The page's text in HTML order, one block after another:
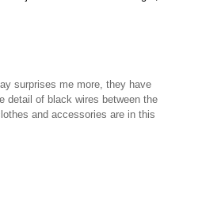
surprises me more, they have
detail of black wires between the
and accessories are in this